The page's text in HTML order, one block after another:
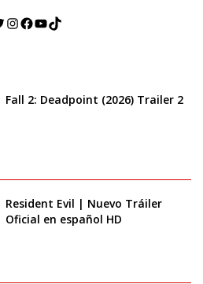
Instagram
Facebook
YouTube
TikTok
Fall 2: Deadpoint (2026) Trailer 2
Resident Evil | Nuevo Tráiler
Oficial en español HD